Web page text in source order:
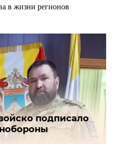
в жизни регионов
подписало